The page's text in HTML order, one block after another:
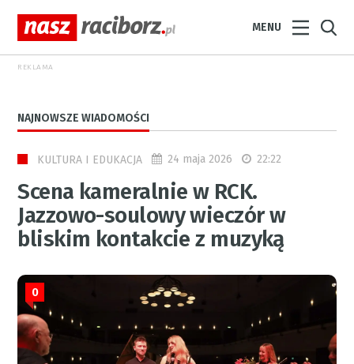
MENU
REKLAMA
NAJNOWSZE WIADOMOŚCI
KULTURA I EDUKACJA 24 maja 2026 22:22
Scena kameralnie w RCK.
Jazzowo-soulowy wieczór w
bliskim kontakcie z muzyką
0